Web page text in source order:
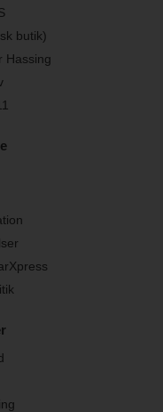
butik)
Hassing